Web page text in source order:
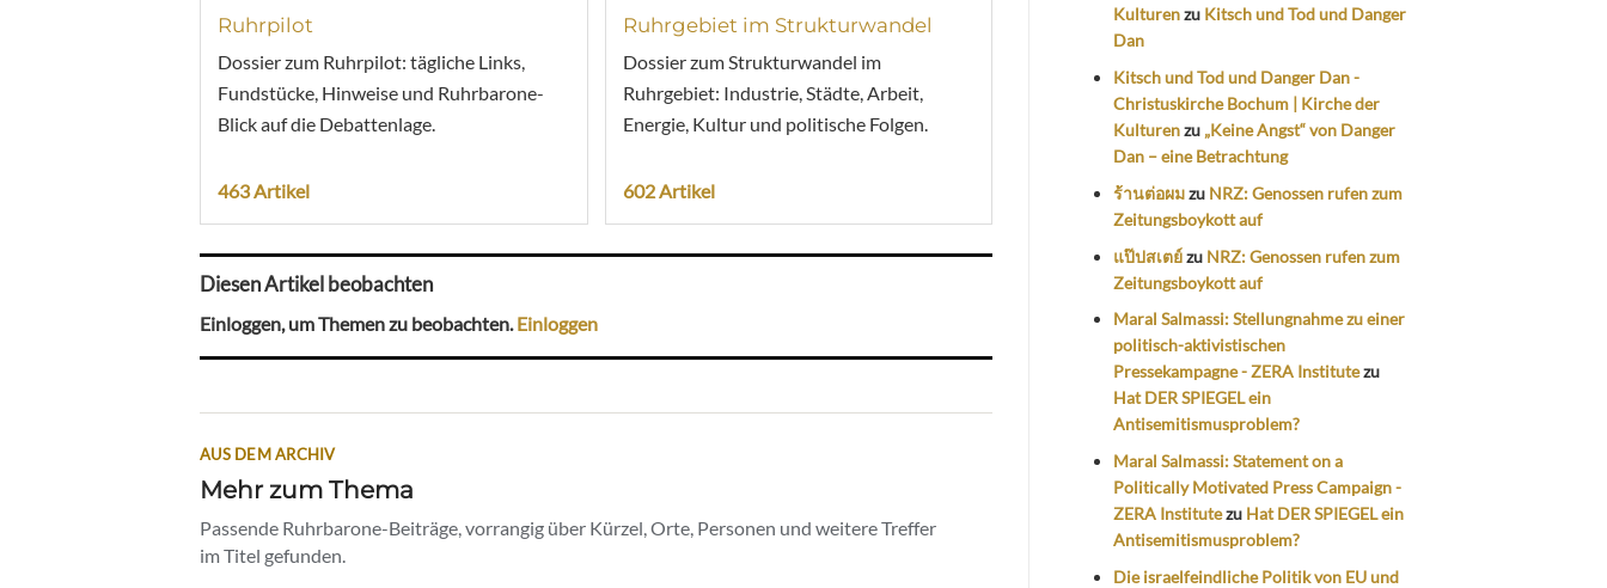
Ruhrpilot
Dossier zum Ruhrpilot: tägliche Links,
Fundstücke, Hinweise und Ruhrbarone-
Blick auf die Debattenlage.
463 Artikel
Ruhrgebiet im Strukturwandel
Dossier zum Strukturwandel im
Ruhrgebiet: Industrie, Städte, Arbeit,
Energie, Kultur und politische Folgen.
602 Artikel
Diesen Artikel beobachten
Einloggen, um Themen zu beobachten.Einloggen
AUS DEM ARCHIV
Mehr zum Thema
Passende Ruhrbarone-Beiträge, vorrangig über Kürzel, Orte, Personen und weitere Treffer
im Titel gefunden.
Kulturenzu Kitsch und Tod und Danger
Dan
Kitsch und Tod und Danger Dan -
Christuskirche Bochum | Kirche der
Kulturenzu „Keine Angst“ von Danger
Dan – eine Betrachtung
ร้านต่อผมzu NRZ: Genossen rufen zum
Zeitungsboykott auf
แป๊ปสเตย์zu NRZ: Genossen rufen zum
Zeitungsboykott auf
Maral Salmassi: Stellungnahme zu einer
politisch-aktivistischen
Pressekampagne - ZERA Institutezu
Hat DER SPIEGEL ein
Antisemitismusproblem?
Maral Salmassi: Statement on a
Politically Motivated Press Campaign -
ZERA Institutezu Hat DER SPIEGEL ein
Antisemitismusproblem?
Die israelfeindliche Politik von EU und